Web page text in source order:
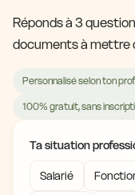
Réponds à 3
documents à mettre
Personnalisé selon ton
100% gratuit, sans
Ta situation
Salarié